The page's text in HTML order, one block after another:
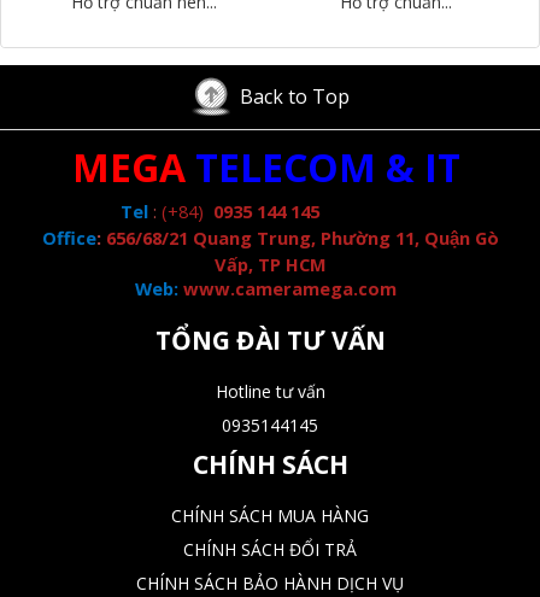
Back to Top
MEGA TELECOM & IT
Tel: (+84) 0935 144 145
Office: 656/68/21 Quang Trung, Phường 11, Quận Gò
Vấp, TP HCM
Web: www.cameramega.com
TỔNG ĐÀI TƯ VẤN
Hotline tư vấn
0935144145
CHÍNH SÁCH
CHÍNH SÁCH MUA HÀNG
CHÍNH SÁCH ĐỔI TRẢ
CHÍNH SÁCH BẢO HÀNH DỊCH VỤ